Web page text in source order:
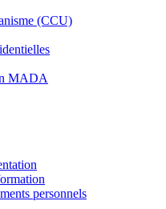
(CCU)
MADA
personnels